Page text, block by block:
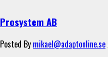
Prosystem AB
Posted By mikael@adaptonline.se